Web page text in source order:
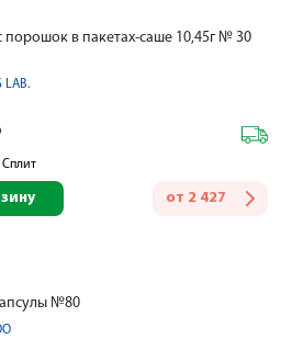
порошок в пакетах-саше 10,45г № 30
LAB.
Сплит
от 2 427
№80